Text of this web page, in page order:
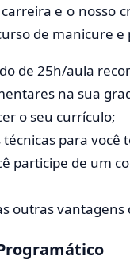
e o nosso
de manicure
de 25h/aula
na sua
o seu currículo;
técnicas para
participe de um
outras